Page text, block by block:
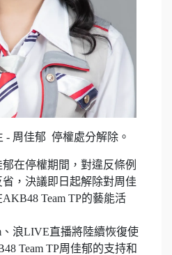
- 周佳郁 停權處分解除。
在停權期間，對違反條例
，決議即日起解除對周佳
Team TP的藝能活
、浪LIVE直播將陸續恢復使
Team TP周佳郁的支持和